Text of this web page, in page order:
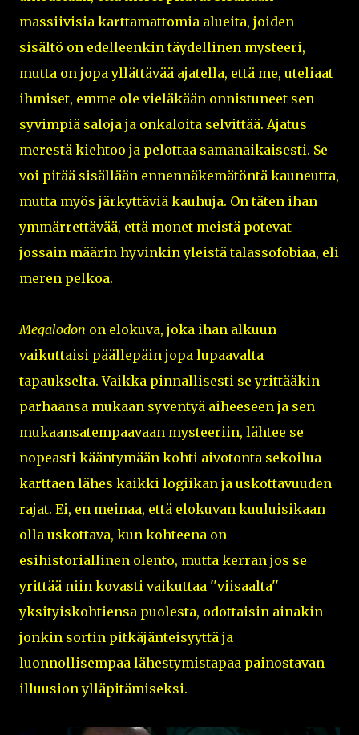
massiivisia karttamattomia alueita, joiden
sisältö on edelleenkin täydellinen mysteeri,
mutta on jopa yllättävää ajatella, että me, uteliaat
ihmiset, emme ole vieläkään onnistuneet sen
syvimpiä saloja ja onkaloita selvittää. Ajatus
merestä kiehtoo ja pelottaa samanaikaisesti. Se
voi pitää sisällään ennennäkemätöntä kauneutta,
mutta myös järkyttäviä kauhuja. On täten ihan
ymmärrettävää, että monet meistä potevat
jossain määrin hyvinkin yleistä talassofobiaa, eli
meren pelkoa.
Megalodon on elokuva, joka ihan alkuun
vaikuttaisi päällepäin jopa lupaavalta
tapaukselta. Vaikka pinnallisesti se yrittääkin
parhaansa mukaan syventyä aiheeseen ja sen
mukaansatempaavaan mysteeriin, lähtee se
nopeasti kääntymään kohti aivotonta sekoilua
karttaen lähes kaikki logiikan ja uskottavuuden
rajat. Ei, en meinaa, että elokuvan kuuluisikaan
olla uskottava, kun kohteena on
esihistoriallinen olento, mutta kerran jos se
yrittää niin kovasti vaikuttaa ''viisaalta''
yksityiskohtiensa puolesta, odottaisin ainakin
jonkin sortin pitkäjänteisyyttä ja
luonnollisempaa lähestymistapaa painostavan
illuusion ylläpitämiseksi.